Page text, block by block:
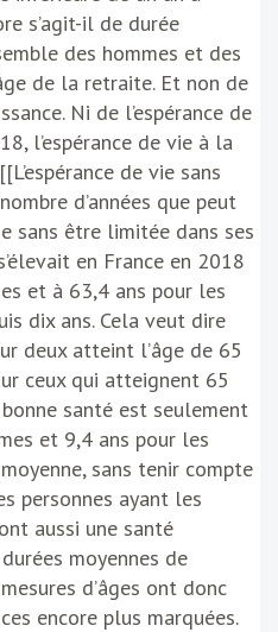
s’agit-il de durée
des hommes et des
de la retraite. Et non de
Ni de l’espérance de
l’espérance de vie à la
de vie sans
d’années que peut
sans être limitée dans ses
en France en 2018
et à 63,4 ans pour les
dix ans. Cela veut dire
deux atteint l’âge de 65
ceux qui atteignent 65
bonne santé est seulement
et 9,4 ans pour les
sans tenir compte
personnes ayant les
aussi une santé
moyennes de
d’âges ont donc
encore plus marquées.